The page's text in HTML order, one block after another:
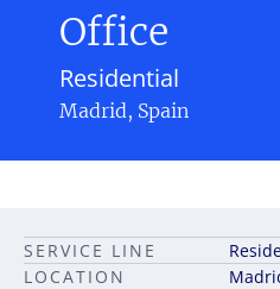
Office
Residential
Madrid, Spain
SERVICE LINE
LOCATION